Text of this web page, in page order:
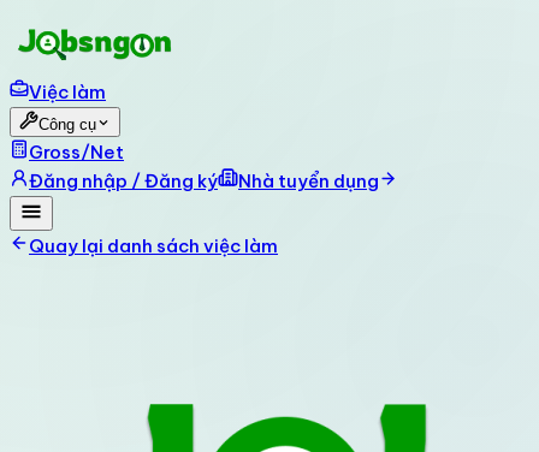
Việc làm
Công cụ
Gross/Net
Đăng nhập / Đăng ký
Nhà tuyển dụng
Quay lại danh sách việc làm